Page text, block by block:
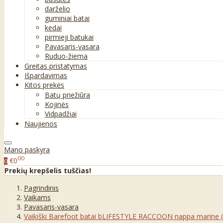
darželio
guminiai batai
kedai
pirmieji batukai
Pavasaris-vasara
Ruduo-žiema
Greitas pristatymas
Išpardavimas
Kitos prekės
Batų priežiūra
Kojinės
Vidpadžiai
Naujienos
Mano paskyra
0 €000
Prekių krepšelis tuščias!
Pagrindinis
Vaikams
Pavasaris-vasara
Vaikiški Barefoot batai bLIFESTYLE RACCOON nappa marine